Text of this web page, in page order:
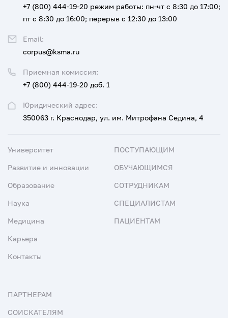
Юридический адрес:
350063 г. Краснодар, ул. им. Митрофана Седина, 4
Приемная комиссия:
+7 (800) 444-19-20 доб. 1
+7 (800) 444-19-20 режим работы: пн-чт с 8:30 до 17:00;
пт с 8:30 до 16:00; перерыв с 12:30 до 13:00
Email:
corpus@ksma.ru
Университет
Развитие и инновации
Образование
Наука
Медицина
Карьера
Контакты
ПОСТУПАЮЩИМ
ОБУЧАЮЩИМСЯ
СОТРУДНИКАМ
СПЕЦИАЛИСТАМ
ПАЦИЕНТАМ
ПАРТНЕРАМ
СОИСКАТЕЛЯМ